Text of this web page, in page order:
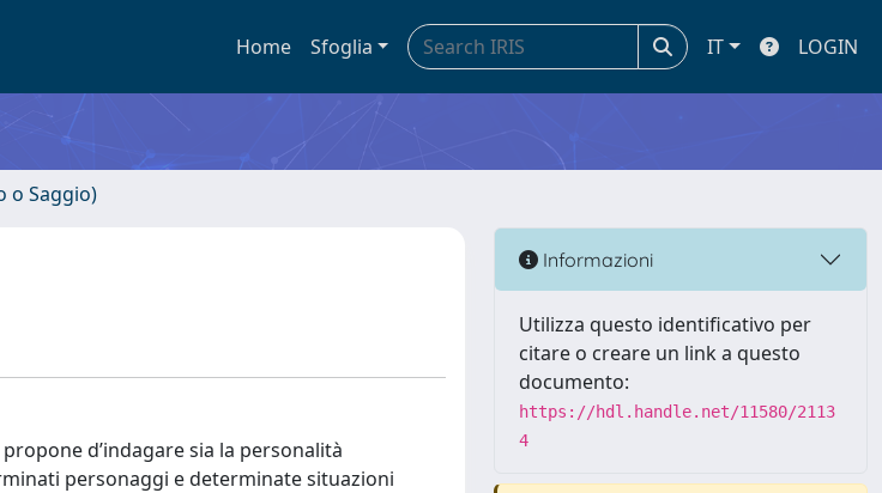
Home Sfoglia IT LOGIN
o Saggio)
d’indagare sia la personalità
personaggi e determinate situazioni
Informazioni
Utilizza questo identificativo per
citare o creare un link a questo
documento:
https://hdl.handle.net/11580/2113
4